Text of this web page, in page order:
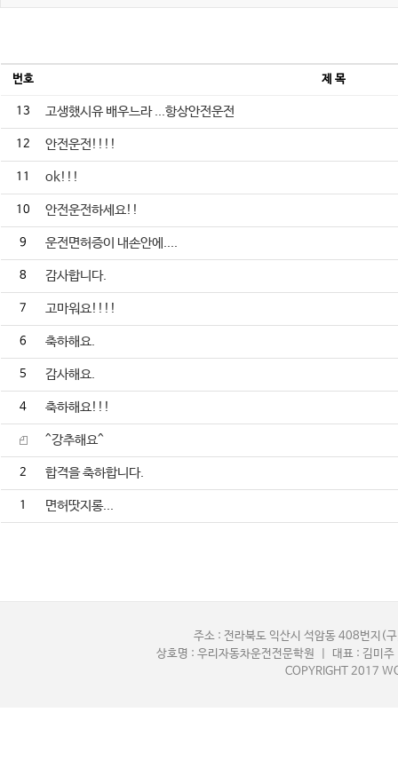
번호 제 목
13 고생했시유 배우느라 ...항상안전운전
12 안전운전!!!!
11 ok!!!
10 안전운전하세요!!
9 운전면허증이 내손안에....
8 감사합니다.
7 고마워요!!!!
6 축하해요.
5 감사해요.
4 축하해요!!!
^강추해요^
2 합격을 축하합니다.
1 면허땃지롱...
주소 : 전라북도 익산시 석암동 408번
상호명 : 우리자동차운전전문학원 | 대표 : 김
COPYRIGHT 2017